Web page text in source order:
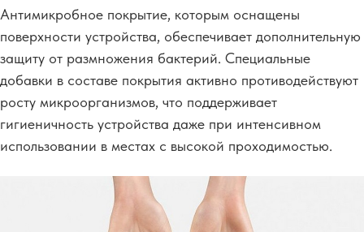
Антимикробное покрытие, которым оснащены
поверхности устройства, обеспечивает дополнительную
защиту от размножения бактерий. Специальные
добавки в составе покрытия активно противодействуют
росту микроорганизмов, что поддерживает
гигиеничность устройства даже при интенсивном
использовании в местах с высокой проходимостью.